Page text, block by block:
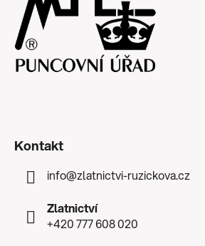
Kontakt
info@zlatnictvi-ruzickova.cz
Zlatnictví
+420 777 608 020